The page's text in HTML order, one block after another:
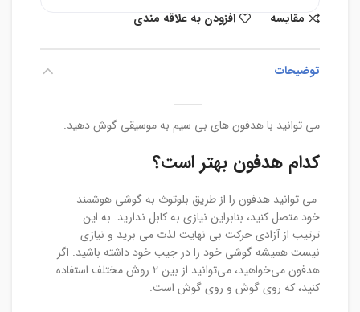
مقایسه افزودن به علاقه مندی
توضیحات
می توانید با هدفون های بی سیم به موسیقی گوش دهید.
کدام هدفون بهتر است؟
می توانید هدفون را از طریق بلوتوث به گوشی هوشمند
خود متصل کنید، بنابراین نیازی به کابل ندارید. به این
ترتیب از آزادی حرکت بی نهایت لذت می برید و نیازی
نیست همیشه گوشی خود را در جیب خود داشته باشید. اگر
هدفون می‌خواهید، می‌توانید از بین ۲ روش مختلف استفاده
کنید، که روی گوش و روی گوش است.